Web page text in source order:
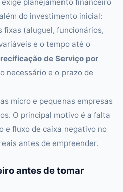
do investimento inicial:
fixas (aluguel, funcionários,
e o tempo até o
de Serviço por
necessário e o prazo de
micro e pequenas empresas
O principal motivo é a falta
e fluxo de caixa negativo no
antes de empreender.
antes de tomar